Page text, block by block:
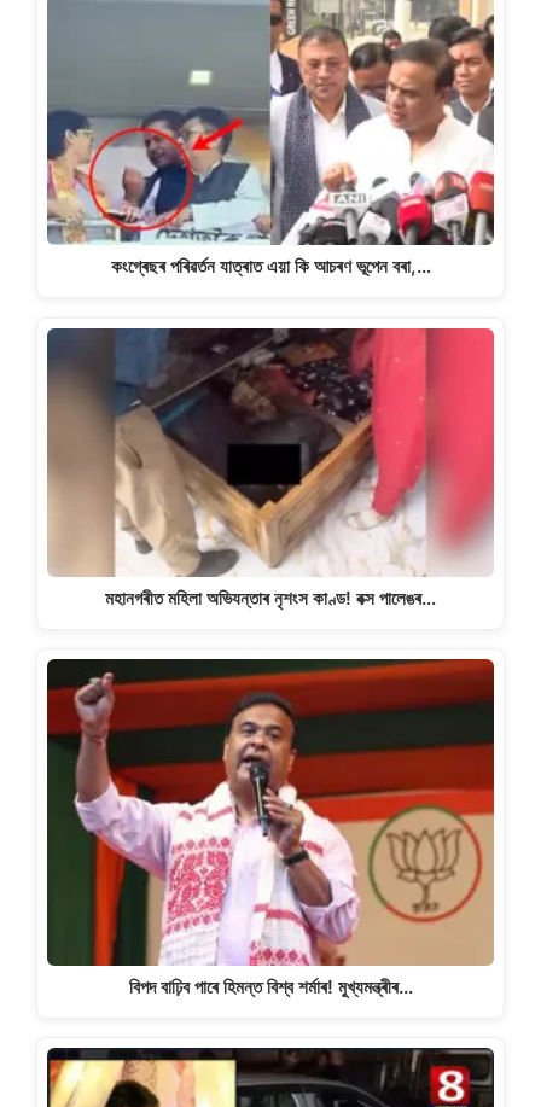
কংগ্ৰেছৰ পৰিৱৰ্তন যাত্ৰাত এয়া কি আচৰণ ভূপেন বৰা,…
মহানগৰীত মহিলা অভিযন্তাৰ নৃশংস কাণ্ড! বক্স পালেঙৰ…
বিপদ বাঢ়িব পাৰে হিমন্ত বিশ্ব শৰ্মাৰ! মুখ্যমন্ত্ৰীৰ…